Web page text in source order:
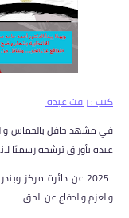
كتب : رافت عبده
في مشهد حافل بالحماس
عبده بأوراق ترشحه رسميًا
والعزم والدفاع عن الحق.